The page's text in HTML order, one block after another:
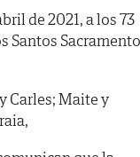
de 2021, a los 73
Santos
Carles; Maite y